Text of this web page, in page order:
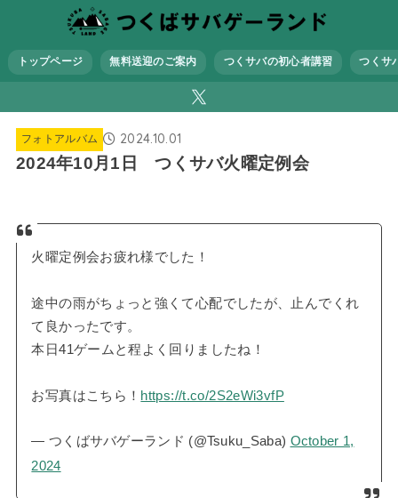
トップページ 無料送迎のご案内 つくサバの初心者講習 つくサ
フォトアルバム 2024.10.01
2024年10月1日 つくサバ火曜定例会
火曜定例会お疲れ様でした！
途中の雨がちょっと強くて心配でしたが、止んでくれ
て良かったです。
本日41ゲームと程よく回りましたね！
お写真はこちら！ https://t.co/2S2eWi3vfP
— つくばサバゲーランド (@Tsuku_Saba) October 1,
2024